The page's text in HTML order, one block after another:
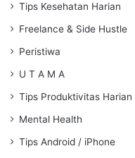
Tips Kesehatan Harian
Freelance & Side Hustle
Peristiwa
U T A M A
Tips Produktivitas Harian
Mental Health
Tips Android / iPhone